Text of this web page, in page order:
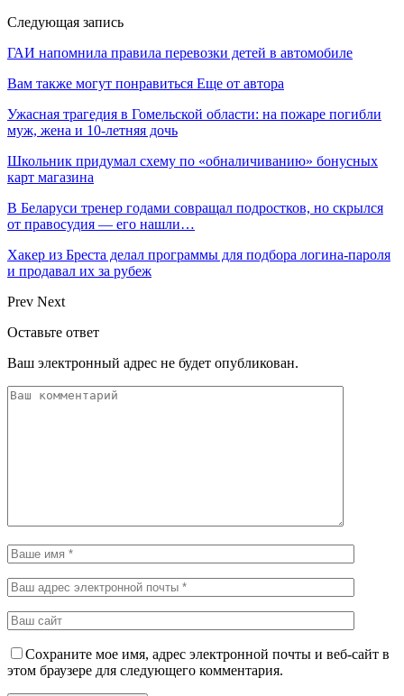
Следующая запись
ГАИ напомнила правила перевозки детей в автомобиле
Вам также могут понравиться Еще от автора
Ужасная трагедия в Гомельской области: на пожаре погибли
муж, жена и 10-летняя дочь
Школьник придумал схему по «обналичиванию» бонусных
карт магазина
В Беларуси тренер годами совращал подростков, но скрылся
от правосудия — его нашли…
Хакер из Бреста делал программы для подбора логина-пароля
и продавал их за рубеж
Prev Next
Оставьте ответ
Ваш электронный адрес не будет опубликован.
Сохраните мое имя, адрес электронной почты и веб-сайт в
этом браузере для следующего комментария.